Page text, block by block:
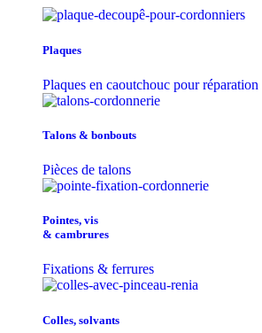
Plaques
Plaques en caoutchouc pour réparation
Talons & bonbouts
Pièces de talons
Pointes, vis
& cambrures
Fixations & ferrures
Colles, solvants